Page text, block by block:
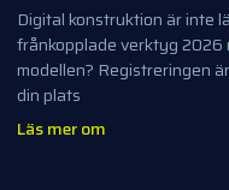
Digital konstruktion är inte
frånkopplade verktyg 2026
modellen? Registreringen
din plats
Läs mer om